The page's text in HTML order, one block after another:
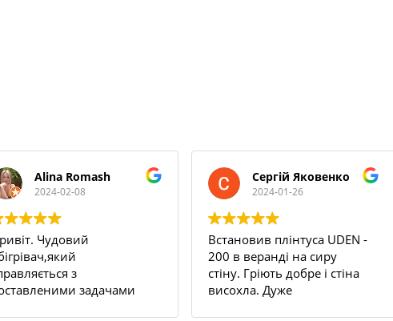
Alina Romash
2024-02-08
Чудовий
з
задачами
Сергій Яковенко
2024-01-26
Встановив плінтуса UDEN -
200 в веранді на сиру
стіну. Гріють добре і стіна
висохла. Дуже